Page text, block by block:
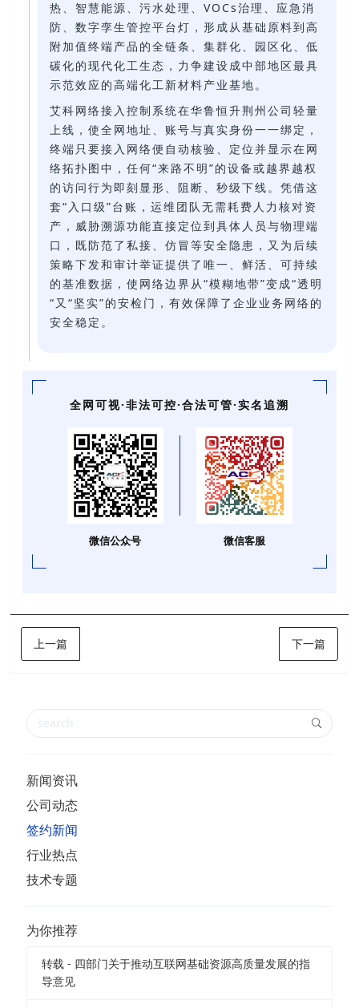
热、智慧能源、污水处理、VOCs治理、应急消
防、数字孪生管控平台灯，形成从基础原料到高
附加值终端产品的全链条、集群化、园区化、低
碳化的现代化工生态，力争建设成中部地区最具
示范效应的高端化工新材料产业基地。
艾科网络接入控制系统在华鲁恒升荆州公司轻量
上线，使全网地址、账号与真实身份一一绑定，
终端只要接入网络便自动核验、定位并显示在网
络拓扑图中，任何“来路不明”的设备或越界越权
的访问行为即刻显形、阻断、秒级下线。凭借这
套“入口级”台账，运维团队无需耗费人力核对资
产，威胁溯源功能直接定位到具体人员与物理端
口，既防范了私接、仿冒等安全隐患，又为后续
策略下发和审计举证提供了唯一、鲜活、可持续
的基准数据，使网络边界从“模糊地带”变成“透明
“又“坚实”的安检门，有效保障了企业业务网络的
安全稳定。
全网可视·非法可控·合法可管·实名追溯
微信公众号 微信客服
上一篇 下一篇
新闻资讯
公司动态
签约新闻
行业热点
技术专题
为你推荐
转载 - 四部门关于推动互联网基础资源高质量发展的指
导意见